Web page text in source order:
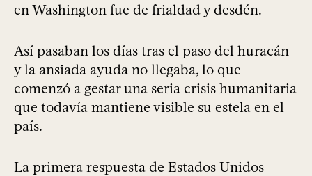
en Washington fue de frialdad y desdén.
Así pasaban los días tras el paso del huracán
y la ansiada ayuda no llegaba, lo que
comenzó a gestar una seria crisis humanitaria
que todavía mantiene visible su estela en el
país.
La primera respuesta de Estados Unidos